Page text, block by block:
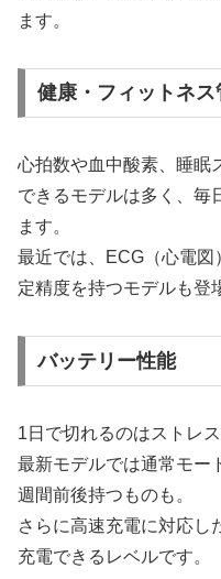
ます。
健康・フィットネス
心拍数や血中酸素、睡眠
できるモデルは多く、毎
ます。
最近では、ECG（心電図
定精度を持つモデルも登
バッテリー性能
1日で切れるのはストレス
最新モデルでは通常モー
週間前後持つものも。
さらに高速充電に対応し
充電できるレベルです。